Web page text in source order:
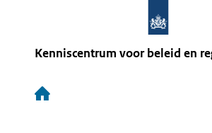
Kenniscentrum voor beleid en
Hoofdnavigatie